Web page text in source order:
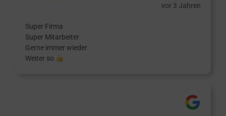
vor 3 Jahren
Super Firma
Super Mitarbeiter
Gerne immer wieder
Weiter so